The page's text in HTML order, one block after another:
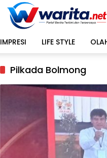
IMPRESI
LIFE STYLE
Pilkada Bolmong